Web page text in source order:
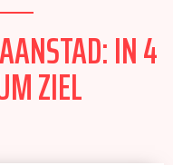
IN 4
ZIEL